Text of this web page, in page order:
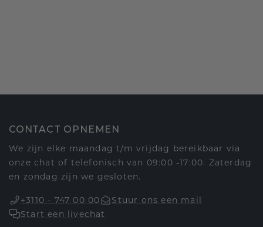
CONTACT OPNEMEN
We zijn elke maandag t/m vrijdag bereikbaar via
onze chat of telefonisch van 09:00 -17:00. Zaterdag
en zondag zijn we gesloten.
+3110 - 747 00 00
Stuur ons een mail
Start een livechat